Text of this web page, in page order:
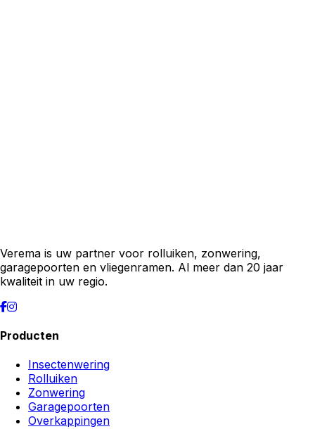
Verema is uw partner voor rolluiken, zonwering,
garagepoorten en vliegenramen. Al meer dan 20 jaar
kwaliteit in uw regio.
Producten
Insectenwering
Rolluiken
Zonwering
Garagepoorten
Overkappingen